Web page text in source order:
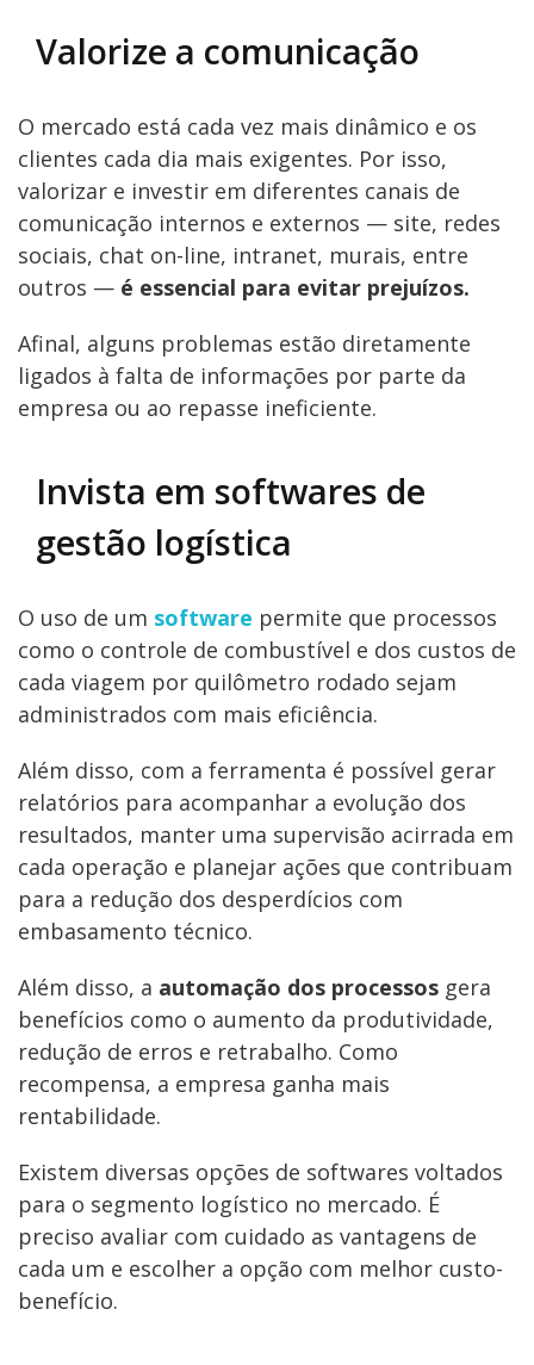
Valorize a comunicação
O mercado está cada vez mais dinâmico e os
clientes cada dia mais exigentes. Por isso,
valorizar e investir em diferentes canais de
comunicação internos e externos — site, redes
sociais, chat on-line, intranet, murais, entre
outros — é essencial para evitar prejuízos.
Afinal, alguns problemas estão diretamente
ligados à falta de informações por parte da
empresa ou ao repasse ineficiente.
Invista em softwares de
gestão logística
O uso de um software permite que processos
como o controle de combustível e dos custos de
cada viagem por quilômetro rodado sejam
administrados com mais eficiência.
Além disso, com a ferramenta é possível gerar
relatórios para acompanhar a evolução dos
resultados, manter uma supervisão acirrada em
cada operação e planejar ações que contribuam
para a redução dos desperdícios com
embasamento técnico.
Além disso, a automação dos processos gera
benefícios como o aumento da produtividade,
redução de erros e retrabalho. Como
recompensa, a empresa ganha mais
rentabilidade.
Existem diversas opções de softwares voltados
para o segmento logístico no mercado. É
preciso avaliar com cuidado as vantagens de
cada um e escolher a opção com melhor custo-
benefício.